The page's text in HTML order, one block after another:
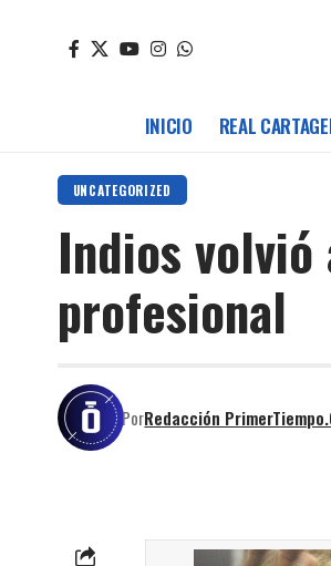
INICIO REAL
UNCATEGORIZED
Indios volvió
profesional
PorRedacción